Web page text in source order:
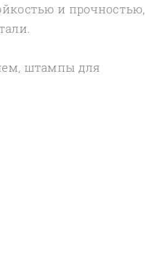
и прочностью,
штампы для